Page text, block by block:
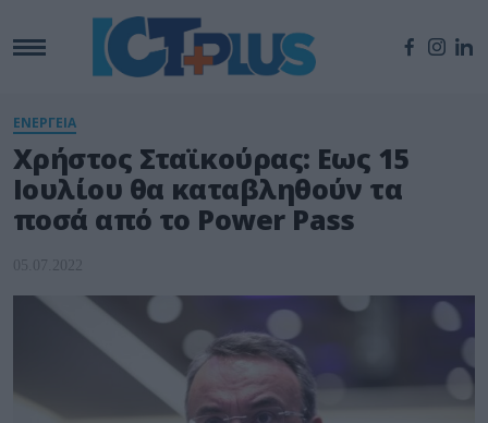
ΕΝΕΡΓΕΙΑ
Χρήστος Σταϊκούρας: Εως 15
Ιουλίου θα καταβληθούν τα
ποσά από το Power Pass
05.07.2022